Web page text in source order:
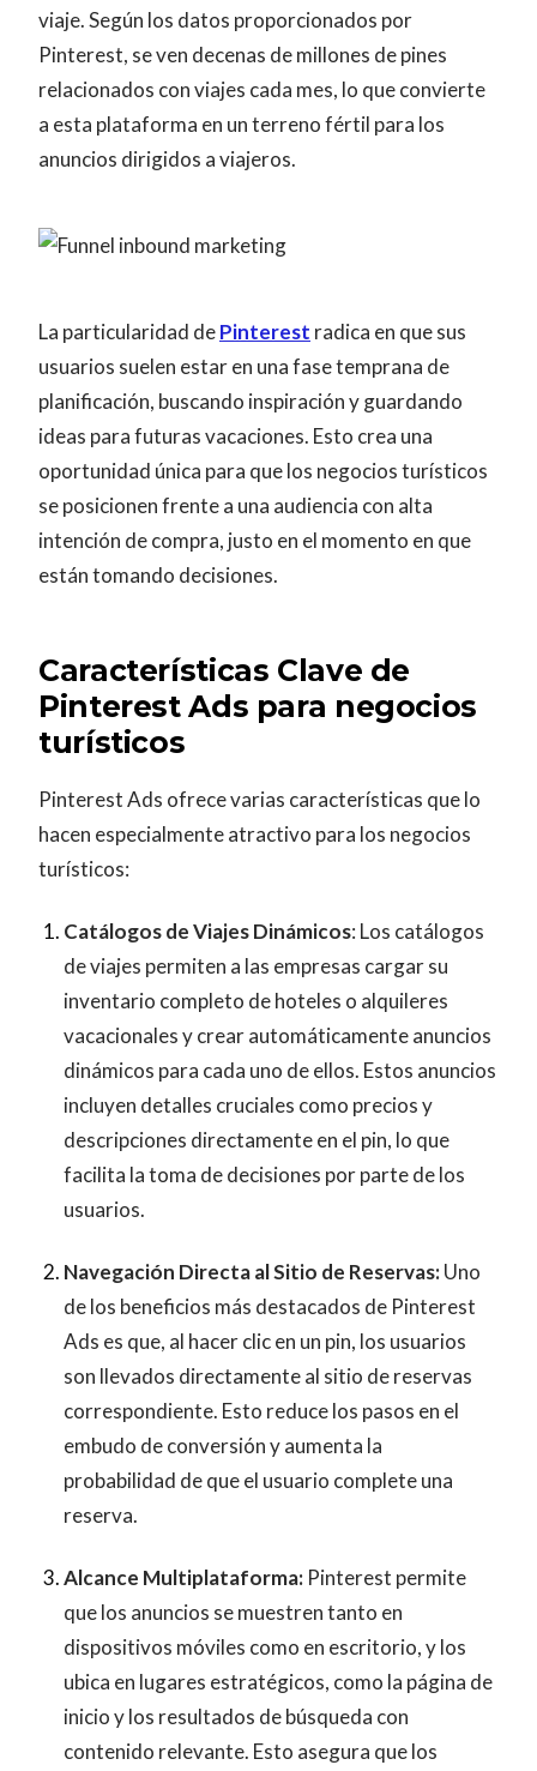
viaje. Según los datos proporcionados por
Pinterest, se ven decenas de millones de pines
relacionados con viajes cada mes, lo que convierte
a esta plataforma en un terreno fértil para los
anuncios dirigidos a viajeros.
La particularidad dePinterest radica en que sus
usuarios suelen estar en una fase temprana de
planificación, buscando inspiración y guardando
ideas para futuras vacaciones. Esto crea una
oportunidad única para que los negocios turísticos
se posicionen frente a una audiencia con alta
intención de compra, justo en el momento en que
están tomando decisiones.
Características Clave de
Pinterest Ads para negocios
turísticos
Pinterest Ads ofrece varias características que lo
hacen especialmente atractivo para los negocios
turísticos:
Catálogos de Viajes Dinámicos: Los catálogos
de viajes permiten a las empresas cargar su
inventario completo de hoteles o alquileres
vacacionales y crear automáticamente anuncios
dinámicos para cada uno de ellos. Estos anuncios
incluyen detalles cruciales como precios y
descripciones directamente en el pin, lo que
facilita la toma de decisiones por parte de los
usuarios.
Navegación Directa al Sitio de Reservas:Uno
de los beneficios más destacados de Pinterest
Ads es que, al hacer clic en un pin, los usuarios
son llevados directamente al sitio de reservas
correspondiente. Esto reduce los pasos en el
embudo de conversión y aumenta la
probabilidad de que el usuario complete una
reserva.
Alcance Multiplataforma: Pinterest permite
que los anuncios se muestren tanto en
dispositivos móviles como en escritorio, y los
ubica en lugares estratégicos, como la página de
inicio y los resultados de búsqueda con
contenido relevante. Esto asegura que los